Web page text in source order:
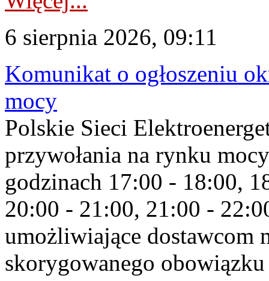
6 sierpnia 2026, 09:11
Komunikat o ogłoszeniu
mocy
Polskie Sieci
przywołania na rynku
godzinach 17:00 - 18:00,
20:00 - 21:00, 21:00 -
umożliwiające dostawcom
skorygowanego